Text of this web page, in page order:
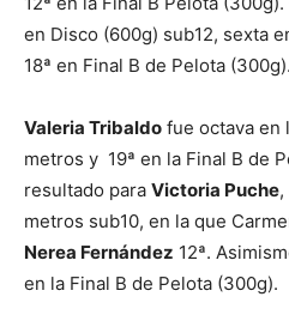
en Disco (600g) sub12, sexta
18ª en Final B de Pelota (300g).
Valeria Tribaldo fue octava en
metros y 19ª en la Final B de
resultado para Victoria Puche
metros sub10, en la que
Nerea Fernández 12ª.
en la Final B de Pelota (300g).